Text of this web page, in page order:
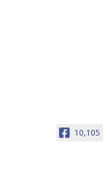
10,105